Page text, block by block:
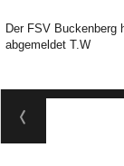
Der FSV Buckenberg
abgemeldet T.W